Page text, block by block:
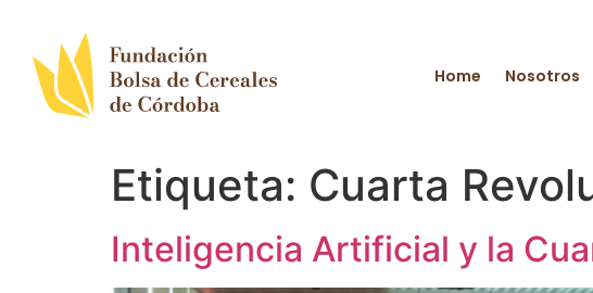
Home Nosotros
Etiqueta: Cuarta
Inteligencia Artificial y la